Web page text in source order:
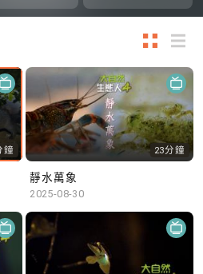
鐘 23分鐘
靜水萬象
2025-08-30